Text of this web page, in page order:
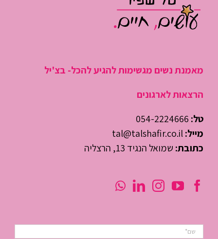
מאמנת נשים מגשימות להגיע להכל- בצ'יל
הרצאות לארגונים
טל: 054-2224666
מייל:tal@talshafir.co.il
כתובת: שמואל הנגיד 13, הרצליה